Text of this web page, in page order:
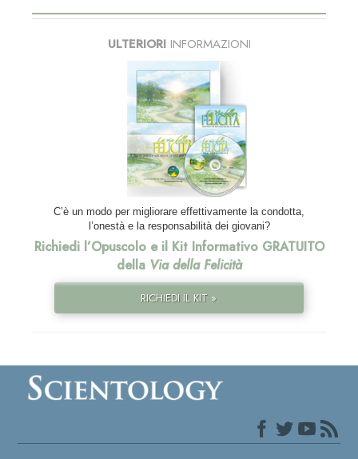
ULTERIORIINFORMAZIONI
C’è un modo per migliorare effettivamente la condotta,
l’onestà e la responsabilità dei giovani?
Richiedi l’Opuscolo e il Kit Informativo GRATUITO
della Via della Felicità
RICHIEDI IL KIT »